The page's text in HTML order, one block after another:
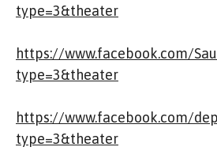
type=3&theater
https://www.facebook.com/
type=3&theater
https://www.facebook.com/
type=3&theater